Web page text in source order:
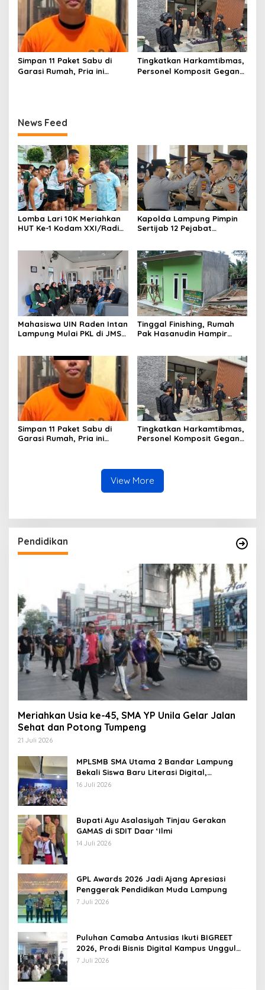
Simpan 11 Paket Sabu di
Garasi Rumah, Pria ini
Tingkatkan Harkamtibmas,
Personel Komposit Gegana
News Feed
Lomba Lari 10K Meriahkan
HUT Ke-1 Kodam XXI/Radin
Kapolda Lampung Pimpin
Sertijab 12 Pejabat
Polri Presisi
Mahasiswa UIN Raden Intan
Lampung Mulai PKL di JMSI
Tinggal Finishing, Rumah
Pak Hasanudin Hampir
Membangun Desa)
Simpan 11 Paket Sabu di
Garasi Rumah, Pria ini
Tingkatkan Harkamtibmas,
Personel Komposit Gegana
Keramaian dan Rumah
Ibadah
View More
Pendidikan
Meriahkan Usia ke-45, SMA YP Unila Gelar Jalan
Sehat dan Potong Tumpeng
21 Juli 2026
MPLSMB SMA Utama 2 Bandar Lampung
Bekali Siswa Baru Literasi Digital,
Jurnalistik, dan Etika Bermedia Sosial
16 Juli 2026
Bupati Ayu Asalasiyah Tinjau Gerakan
GAMAS di SDIT Daar ‘Ilmi
14 Juli 2026
GPL Awards 2026 Jadi Ajang Apresiasi
Penggerak Pendidikan Muda Lampung
7 Juli 2026
Puluhan Camaba Antusias Ikuti BIGREET
2026, Prodi Bisnis Digital Kampus Unggul
IIB Darmajaya Hadirkan Deretan
7 Juli 2026